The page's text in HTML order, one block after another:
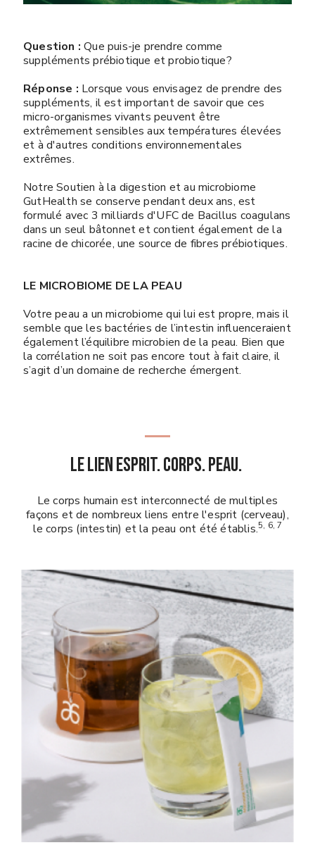
Question : Que puis-je prendre comme
suppléments prébiotique et probiotique?
Réponse : Lorsque vous envisagez de prendre des
suppléments, il est important de savoir que ces
micro-organismes vivants peuvent être
extrêmement sensibles aux températures élevées
et à d'autres conditions environnementales
extrêmes.
Notre Soutien à la digestion et au microbiome
GutHealth se conserve pendant deux ans, est
formulé avec 3 milliards d'UFC de Bacillus coagulans
dans un seul bâtonnet et contient également de la
racine de chicorée, une source de fibres prébiotiques.
LE MICROBIOME DE LA PEAU
Votre peau a un microbiome qui lui est propre, mais il
semble que les bactéries de l’intestin influenceraient
également l’équilibre microbien de la peau. Bien que
la corrélation ne soit pas encore tout à fait claire, il
s’agit d’un domaine de recherche émergent.
LE LIEN ESPRIT. CORPS. PEAU.
Le corps humain est interconnecté de multiples
façons et de nombreux liens entre l'esprit (cerveau),
le corps (intestin) et la peau ont été établis.5, 6, 7